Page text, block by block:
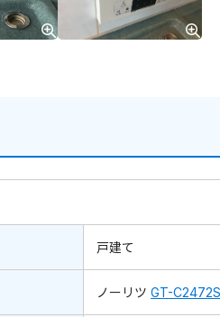
戸建て
ノーリツ GT-